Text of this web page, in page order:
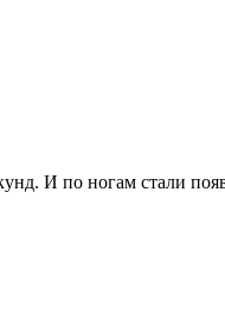
И по ногам стали